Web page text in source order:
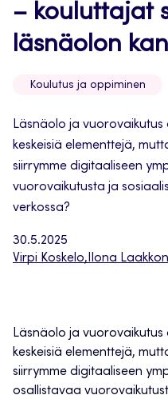
30.5.2025
Virpi Koskelo, Ilona
– kouluttajat
läsnäolon
Koulutus ja oppiminen
Läsnäolo ja
keskeisiä elementtejä,
siirrymme digitaaliseen
vuorovaikutusta ja
verkossa?
Läsnäolo ja
keskeisiä elementtejä,
siirrymme digitaaliseen
osallistavaa